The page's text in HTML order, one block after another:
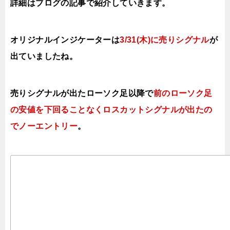
詳細はブログの記事で紹介していきます。
オリジナルインジケーターは3/31(木)に売りシグナルが
出ていましたね。
売りシグナルが出たローソク足以降で前のローソク足
の安値を下回ることなくロスカットシグナルが出たの
でノーエントリー。